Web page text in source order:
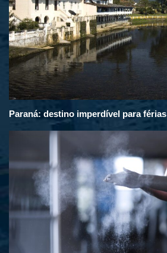
Paraná: destino imperdível para férias